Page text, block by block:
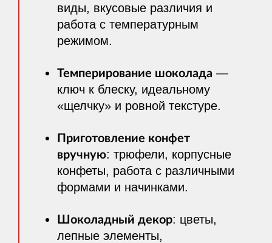
виды, вкусовые различия и
работа с температурным
режимом.
Темперирование шоколада —
ключ к блеску, идеальному
«щелчку» и ровной текстуре.
Приготовление конфет
вручную: трюфели, корпусные
конфеты, работа с различными
формами и начинками.
Шоколадный декор: цветы,
лепные элементы,